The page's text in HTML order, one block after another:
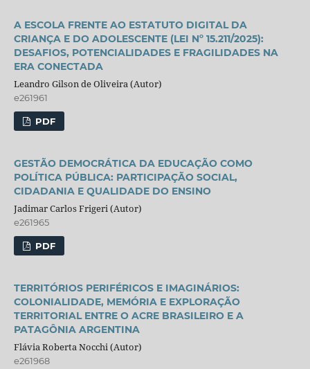
A ESCOLA FRENTE AO ESTATUTO DIGITAL DA
CRIANÇA E DO ADOLESCENTE (LEI Nº 15.211/2025):
DESAFIOS, POTENCIALIDADES E FRAGILIDADES NA
ERA CONECTADA
Leandro Gilson de Oliveira (Autor)
e261961
PDF
GESTÃO DEMOCRÁTICA DA EDUCAÇÃO COMO
POLÍTICA PÚBLICA: PARTICIPAÇÃO SOCIAL,
CIDADANIA E QUALIDADE DO ENSINO
Jadimar Carlos Frigeri (Autor)
e261965
PDF
TERRITÓRIOS PERIFÉRICOS E IMAGINÁRIOS:
COLONIALIDADE, MEMÓRIA E EXPLORAÇÃO
TERRITORIAL ENTRE O ACRE BRASILEIRO E A
PATAGÔNIA ARGENTINA
Flávia Roberta Nocchi (Autor)
e261968